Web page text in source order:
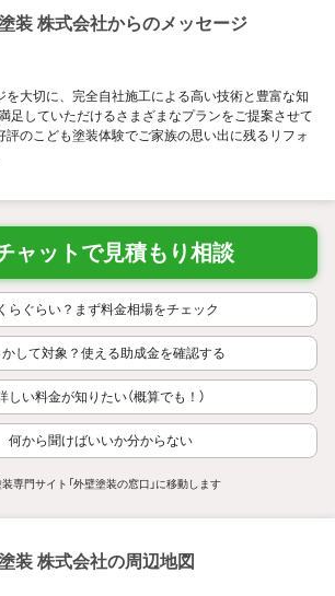
装 株式会社からのメッセージ
を大切に、完全自社施工による高い技術と豊富な知
足していただけるさまざまなプランをご提案させて
評のこども塗装体験でご家族の思い出に残るリフォ
ャットで見積もり相談
らぐらい？まず料金相場をチェック
かして対象？使える助成金を確認する
しい料金が知りたい（概算でも！）
何から聞けばいいか分からない
専門サイト「外壁塗装の窓口」に移動します
装 株式会社の周辺地図